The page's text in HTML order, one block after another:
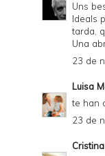
Uns
Ideals
tarda,
Una
23 de
Luisa
te han
23 de
Cristina